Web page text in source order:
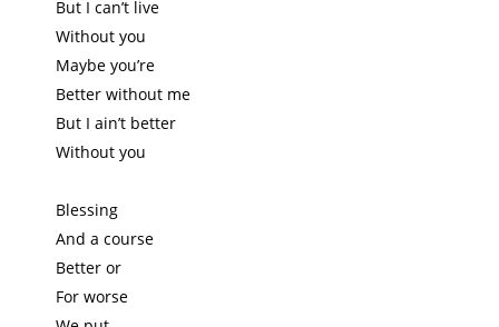
But I can’t live
Without you
Maybe you’re
Better without me
But I ain’t better
Without you
Blessing
And a course
Better or
For worse